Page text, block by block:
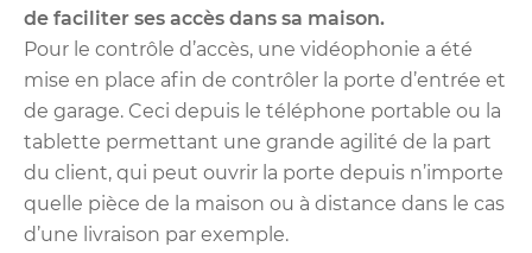
de faciliter ses accès dans sa maison.
Pour le contrôle d’accès, une vidéophonie a été
mise en place afin de contrôler la porte d’entrée et
de garage. Ceci depuis le téléphone portable ou la
tablette permettant une grande agilité de la part
du client, qui peut ouvrir la porte depuis n’importe
quelle pièce de la maison ou à distance dans le cas
d’une livraison par exemple.